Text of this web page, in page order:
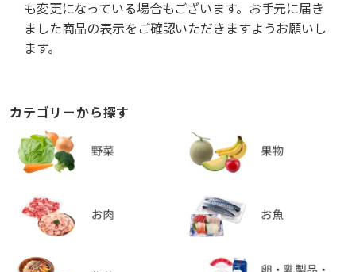
も変更になっている場合もございます。お手元に届き
ました商品の表示をご確認いただきますようお願いし
ます。
カテゴリーから探す